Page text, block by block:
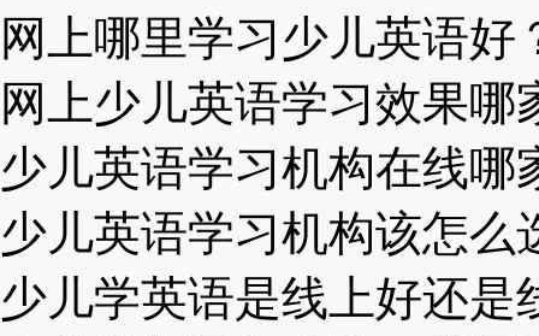
网上哪里学习少儿英语好
网上少儿英语学习效果哪
少儿英语学习机构在线哪
少儿英语学习机构该怎么
少儿学英语是线上好还是